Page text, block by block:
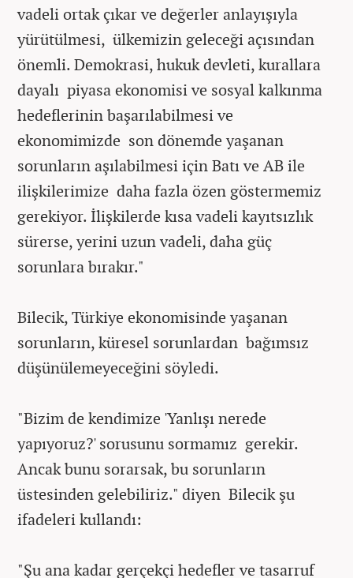
vadeli ortak çıkar ve değerler anlayışıyla
yürütülmesi, ülkemizin geleceği açısından
önemli. Demokrasi, hukuk devleti, kurallara
dayalı piyasa ekonomisi ve sosyal kalkınma
hedeflerinin başarılabilmesi ve
ekonomimizde son dönemde yaşanan
sorunların aşılabilmesi için Batı ve AB ile
ilişkilerimize daha fazla özen göstermemiz
gerekiyor. İlişkilerde kısa vadeli kayıtsızlık
sürerse, yerini uzun vadeli, daha güç
sorunlara bırakır."
Bilecik, Türkiye ekonomisinde yaşanan
sorunların, küresel sorunlardan bağımsız
düşünülemeyeceğini söyledi.
"Bizim de kendimize 'Yanlışı nerede
yapıyoruz?' sorusunu sormamız gerekir.
Ancak bunu sorarsak, bu sorunların
üstesinden gelebiliriz." diyen Bilecik şu
ifadeleri kullandı:
"Şu ana kadar gerçekçi hedefler ve tasarruf